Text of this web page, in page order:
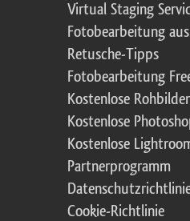
Virtual Staging
Fotobearbeitung
Retusche-Tipps
Fotobearbeitung
Kostenlose
Kostenlose
Kostenlose
Partnerprogramm
Cookie-Richtlinie